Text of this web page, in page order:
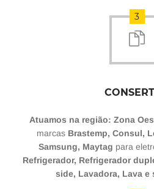
3
Atuamos na região: Zona
marcas Brastemp, Consul,
Samsung, Maytag para
Refrigerador, Refrigerador
side, Lavadora, Lava e